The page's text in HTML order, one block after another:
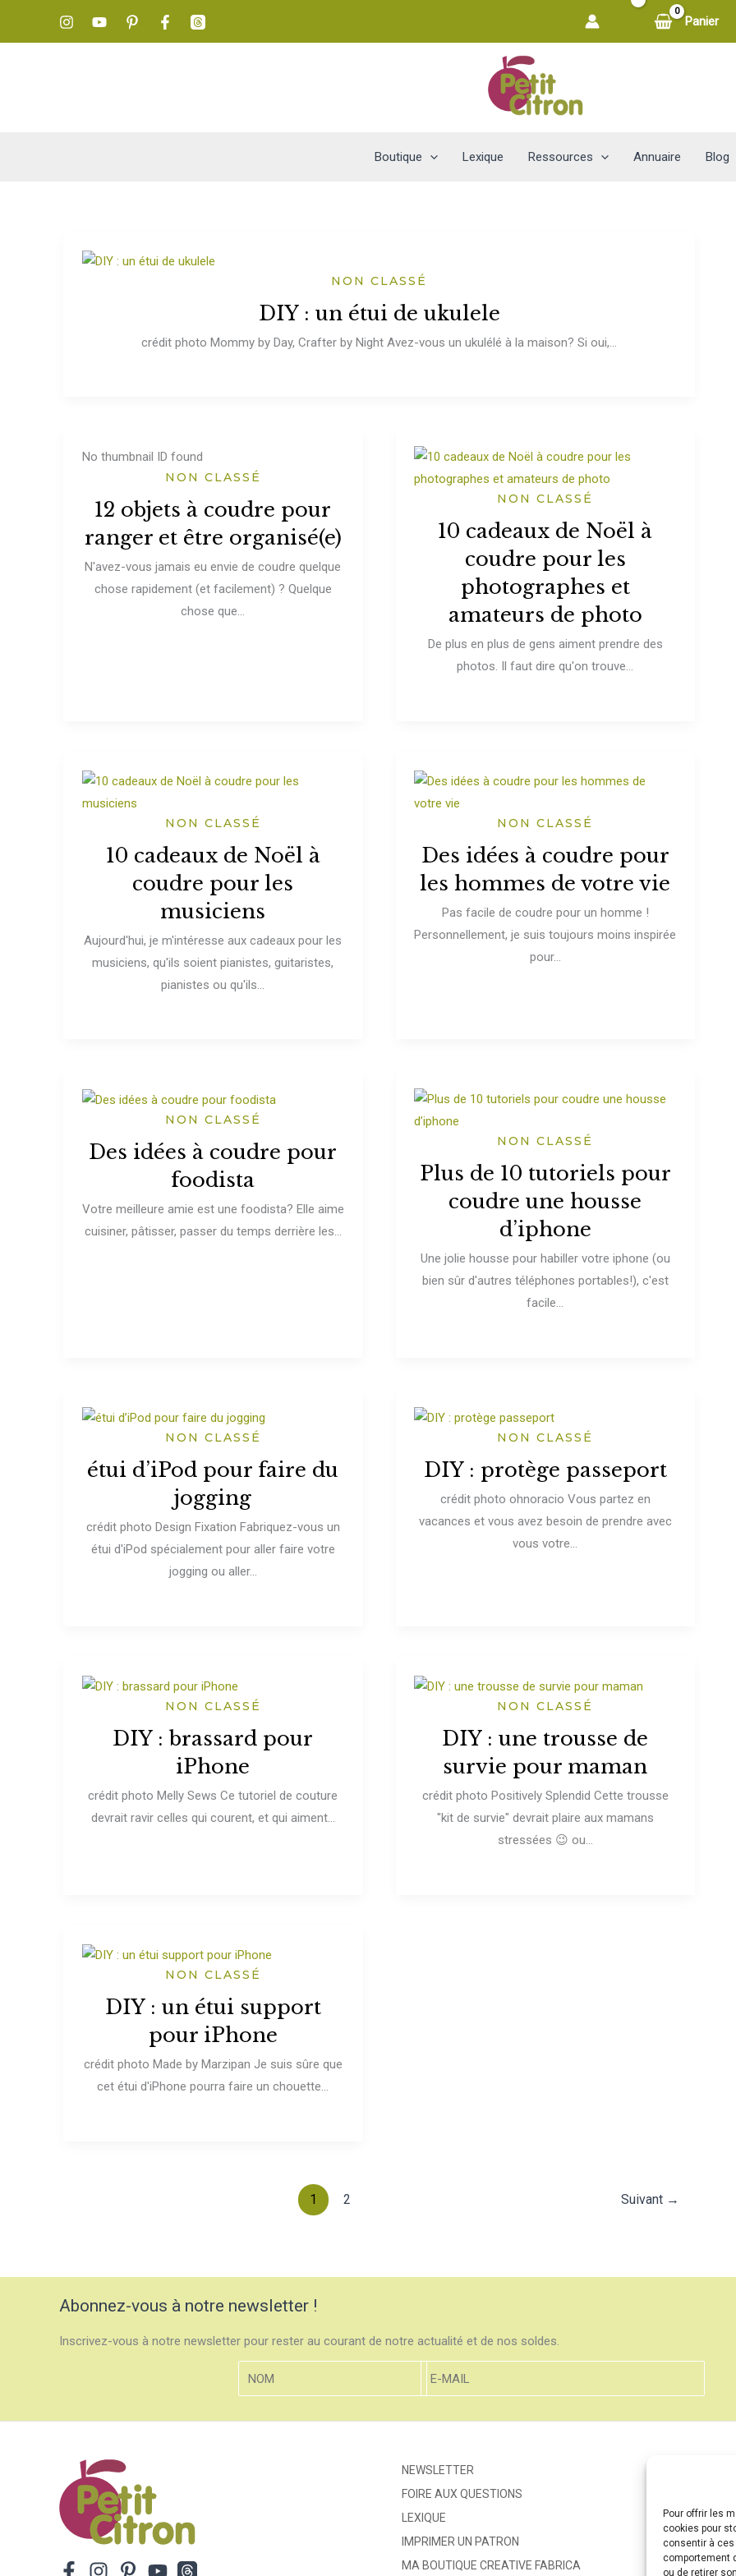
Pour offrir les
cookies pour
consentir à
comportement
ou de retirer
Panier
Boutique Lexique Ressources Annuaire Blog
NON CLASSÉ
DIY : un étui de ukulele
crédit photo Mommy by Day, Crafter by Night Avez-vous un ukulélé à la maison? Si oui,...
No thumbnail ID found
NON CLASSÉ
12 objets à coudre pour
ranger et être organisé(e)
N'avez-vous jamais eu envie de coudre quelque
chose rapidement (et facilement) ? Quelque
chose que...
NON CLASSÉ
10 cadeaux de Noël à
coudre pour les
photographes et
amateurs de photo
De plus en plus de gens aiment prendre des
photos. Il faut dire qu'on trouve...
NON CLASSÉ
10 cadeaux de Noël à
coudre pour les
musiciens
Aujourd'hui, je m'intéresse aux cadeaux pour les
musiciens, qu'ils soient pianistes, guitaristes,
pianistes ou qu'ils...
NON CLASSÉ
Des idées à coudre pour
les hommes de votre vie
Pas facile de coudre pour un homme !
Personnellement, je suis toujours moins inspirée
pour...
NON CLASSÉ
Des idées à coudre pour
foodista
Votre meilleure amie est une foodista? Elle aime
cuisiner, pâtisser, passer du temps derrière les...
NON CLASSÉ
Plus de 10 tutoriels pour
coudre une housse
d’iphone
Une jolie housse pour habiller votre iphone (ou
bien sûr d'autres téléphones portables!), c'est
facile...
NON CLASSÉ
étui d’iPod pour faire du
jogging
crédit photo Design Fixation Fabriquez-vous un
étui d'iPod spécialement pour aller faire votre
jogging ou aller...
NON CLASSÉ
DIY : protège passeport
crédit photo ohnoracio Vous partez en
vacances et vous avez besoin de prendre avec
vous votre...
NON CLASSÉ
DIY : brassard pour
iPhone
crédit photo Melly Sews Ce tutoriel de couture
devrait ravir celles qui courent, et qui aiment...
NON CLASSÉ
DIY : une trousse de
survie pour maman
crédit photo Positively Splendid Cette trousse
"kit de survie" devrait plaire aux mamans
stressées 😉 ou...
NON CLASSÉ
DIY : un étui support
pour iPhone
crédit photo Made by Marzipan Je suis sûre que
cet étui d'iPhone pourra faire un chouette...
1 2 Suivant →
Abonnez-vous à notre newsletter !
Inscrivez-vous à notre newsletter pour rester au courant de notre actualité et de nos soldes.
NEWSLETTER
FOIRE AUX QUESTIONS
LEXIQUE
IMPRIMER UN PATRON
MA BOUTIQUE CREATIVE FABRICA